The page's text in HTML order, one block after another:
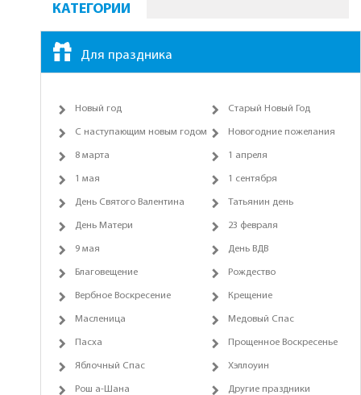
КАТЕГОРИИ
Для праздника
Новый год Старый Новый Год
С наступающим новым годом Новогодние пожелания
8 марта 1 апреля
1 мая 1 сентября
День Святого Валентина Татьянин день
День Матери 23 февраля
9 мая День ВДВ
Благовещение Рождество
Вербное Воскресение Крещение
Масленица Медовый Спас
Пасха Прощенное Воскресенье
Яблочный Спас Хэллоуин
Рош а-Шана Другие праздники